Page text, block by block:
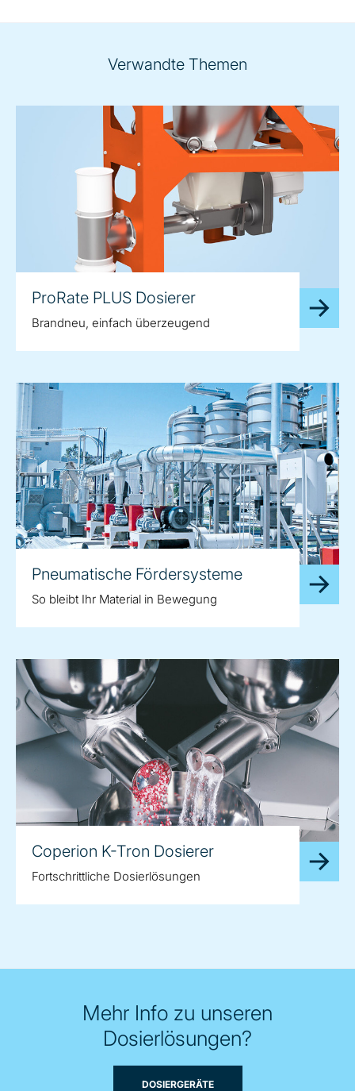
Verwandte Themen
ProRate PLUS Dosierer
Brandneu, einfach überzeugend
Pneumatische Fördersysteme
So bleibt Ihr Material in Bewegung
Coperion K-Tron Dosierer
Fortschrittliche Dosierlösungen
Mehr Info zu unseren
Dosierlösungen?
DOSIERGERÄTE